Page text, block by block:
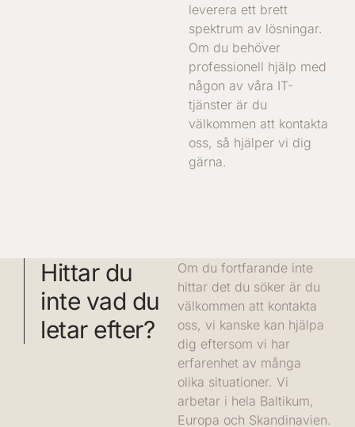
leverera ett brett
spektrum av lösningar.
Om du behöver
professionell hjälp med
någon av våra IT-
tjänster är du
välkommen att kontakta
oss, så hjälper vi dig
gärna.
Hittar du
inte vad du
letar efter?
Om du fortfarande inte
hittar det du söker är du
välkommen att kontakta
oss, vi kanske kan hjälpa
dig eftersom vi har
erfarenhet av många
olika situationer. Vi
arbetar i hela Baltikum,
Europa och Skandinavien.